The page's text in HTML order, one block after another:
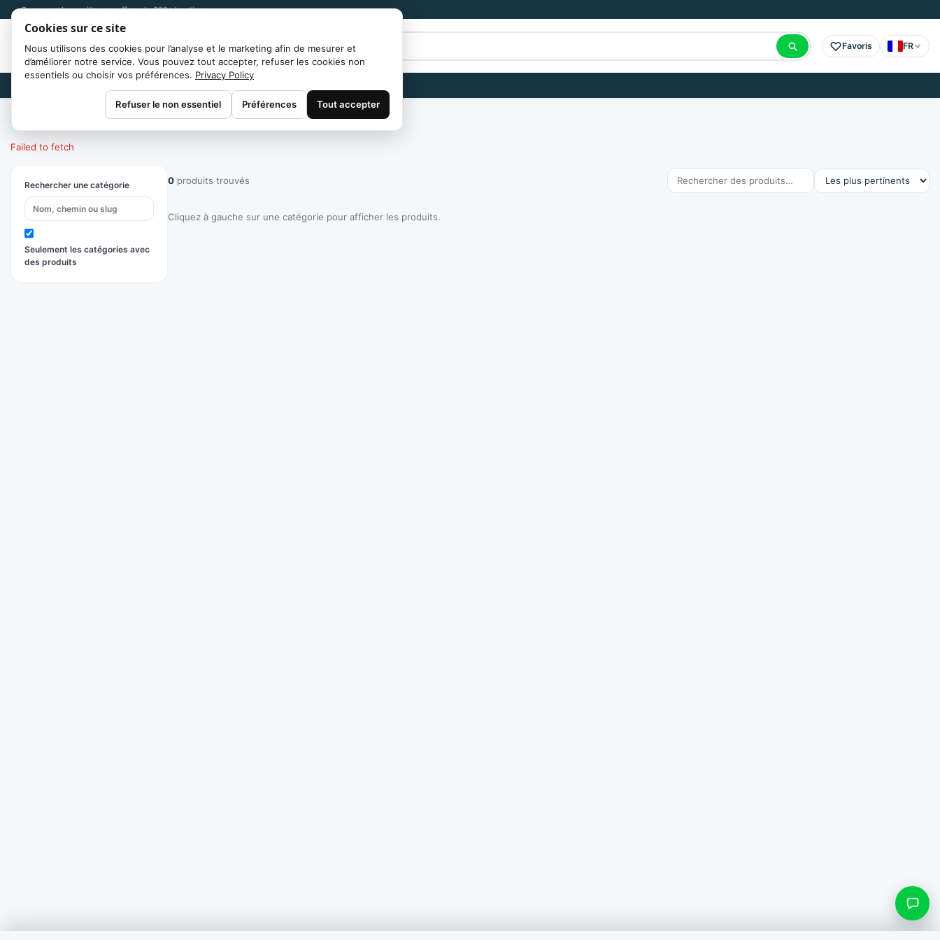
Cookies sur ce site
Nous utilisons des cookies pour l’analyse et le marketing afin de mesurer et
d’améliorer notre service. Vous pouvez tout accepter, refuser les cookies non
essentiels ou choisir vos préférences. Privacy Policy
Refuser le non essentiel Préférences Tout accepter
Comparez les meilleures offres de 300+ boutiques
Favoris FR
Accueil
Failed to fetch
Rechercher une catégorie
Seulement les catégories avec
des produits
0 produits trouvés
Cliquez à gauche sur une catégorie pour afficher les produits.